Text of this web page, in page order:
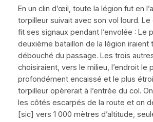
En un clin d’œil, toute la légion fut en
torpilleur suivait avec son vol lourd.
fit ses signaux pendant l’envolée : Le
deuxième bataillon de la légion iraient
débouché du passage. Les trois
choisiraient, vers le milieu, l’endroit le
profondément encaissé et le plus
torpilleur opèrerait à l’entrée du col.
les côtés escarpés de la route et on
[sic] vers 1 000 mètres d’altitude,